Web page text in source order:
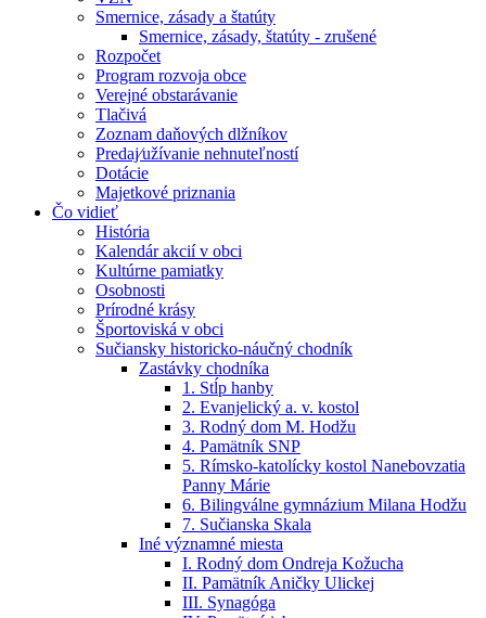
Smernice, zásady a štatúty
Smernice, zásady, štatúty - zrušené
Rozpočet
Program rozvoja obce
Verejné obstarávanie
Tlačivá
Zoznam daňových dlžníkov
Predaj⁄užívanie nehnuteľností
Dotácie
Majetkové priznania
Čo vidieť
História
Kalendár akcií v obci
Kultúrne pamiatky
Osobnosti
Prírodné krásy
Športoviská v obci
Sučiansky historicko-náučný chodník
Zastávky chodníka
1. Stĺp hanby
2. Evanjelický a. v. kostol
3. Rodný dom M. Hodžu
4. Pamätník SNP
5. Rímsko-katolícky kostol Nanebovzatia
Panny Márie
6. Bilingválne gymnázium Milana Hodžu
7. Sučianska Skala
Iné významné miesta
I. Rodný dom Ondreja Kožucha
II. Pamätník Aničky Ulickej
III. Synagóga